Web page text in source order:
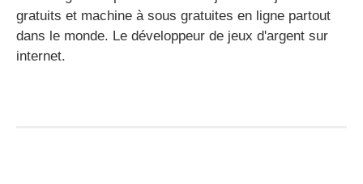
gratuits et machine à sous gratuites en ligne partout
dans le monde. Le développeur de jeux d'argent sur
internet.